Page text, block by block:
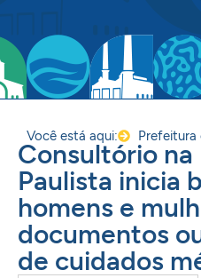
Você está aqui: Prefeitura
Consultório na
Paulista inicia
homens e
documentos
de cuidados